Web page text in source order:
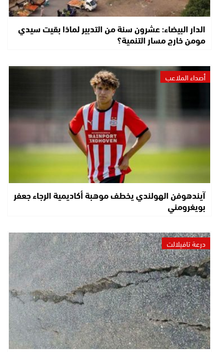
الدار البيضاء: عشرون سنة من التدبير لماذا بقيت سيدي
مومن خارج مسار التنمية؟
أصداء الملاعب
آيندهوفن الهولندي يخطف موهبة أكاديمية الرجاء جعفر
بويغرومني
درعة تافيلالت